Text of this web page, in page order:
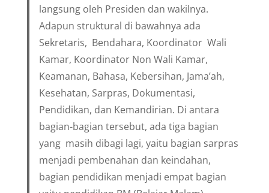
langsung oleh Presiden dan wakilnya.
Adapun struktural di bawahnya ada
Sekretaris, Bendahara, Koordinator Wali
Kamar, Koordinator Non Wali Kamar,
Keamanan, Bahasa, Kebersihan, Jama’ah,
Kesehatan, Sarpras, Dokumentasi,
Pendidikan, dan Kemandirian. Di antara
bagian-bagian tersebut, ada tiga bagian
yang masih dibagi lagi, yaitu bagian sarpras
menjadi pembenahan dan keindahan,
bagian pendidikan menjadi empat bagian